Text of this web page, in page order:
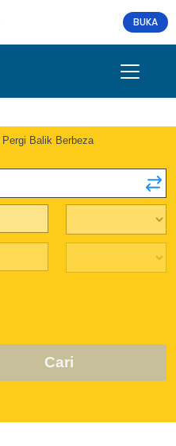
BUKA
Pergi Balik Berbeza
Cari